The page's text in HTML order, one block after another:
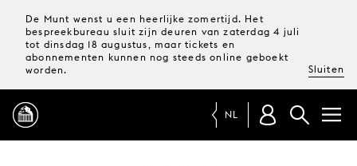
De Munt wenst u een heerlijke zomertijd. Het
bespreekbureau sluit zijn deuren van zaterdag 4 juli
tot dinsdag 18 augustus, maar tickets en
abonnementen kunnen nog steeds online geboekt
worden.
Sluiten
NL